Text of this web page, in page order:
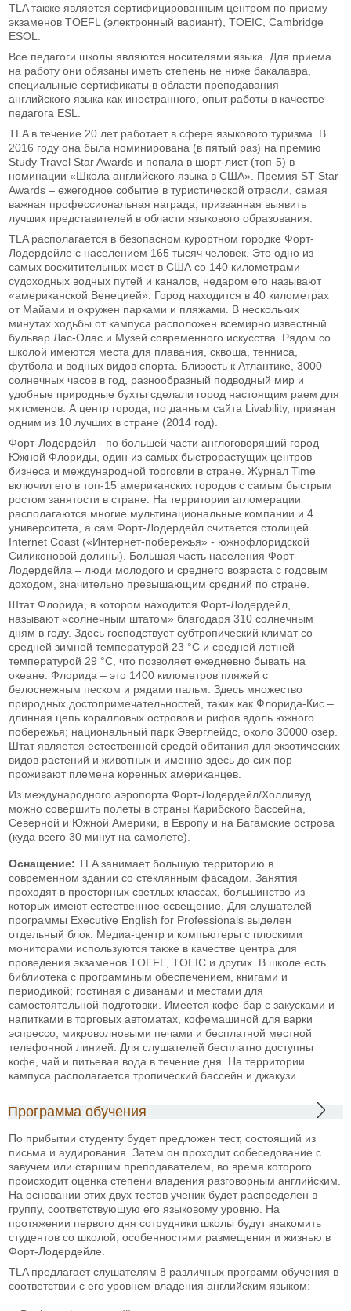
TLA также является сертифицированным центром по приему
экзаменов TOEFL (электронный вариант), TOEIC, Cambridge
ESOL.
Все педагоги школы являются носителями языка. Для приема
на работу они обязаны иметь степень не ниже бакалавра,
специальные сертификаты в области преподавания
английского языка как иностранного, опыт работы в качестве
педагога ESL.
TLA в течение 20 лет работает в сфере языкового туризма. В
2016 году она была номинирована (в пятый раз) на премию
Study Travel Star Awards и попала в шорт-лист (топ-5) в
номинации «Школа английского языка в США». Премия ST Star
Awards – ежегодное событие в туристической отрасли, самая
важная профессиональная награда, призванная выявить
лучших представителей в области языкового образования.
TLA располагается в безопасном курортном городке Форт-
Лодердейле с населением 165 тысяч человек. Это одно из
самых восхитительных мест в США со 140 километрами
судоходных водных путей и каналов, недаром его называют
«американской Венецией». Город находится в 40 километрах
от Майами и окружен парками и пляжами. В нескольких
минутах ходьбы от кампуса расположен всемирно известный
бульвар Лас-Олас и Музей современного искусства. Рядом со
школой имеются места для плавания, сквоша, тенниса,
футбола и водных видов спорта. Близость к Атлантике, 3000
солнечных часов в год, разнообразный подводный мир и
удобные природные бухты сделали город настоящим раем для
яхтсменов. А центр города, по данным сайта Livability, признан
одним из 10 лучших в стране (2014 год).
Форт-Лодердейл - по большей части англоговорящий город
Южной Флориды, один из самых быстрорастущих центров
бизнеса и международной торговли в стране. Журнал Time
включил его в топ-15 американских городов с самым быстрым
ростом занятости в стране. На территории агломерации
располагаются многие мультинациональные компании и 4
университета, а сам Форт-Лодердейл считается столицей
Internet Coast («Интернет-побережья» - южнофлоридской
Силиконовой долины). Большая часть населения Форт-
Лодердейла – люди молодого и среднего возраста с годовым
доходом, значительно превышающим средний по стране.
Штат Флорида, в котором находится Форт-Лодердейл,
называют «солнечным штатом» благодаря 310 солнечным
дням в году. Здесь господствует субтропический климат со
средней зимней температурой 23 °С и средней летней
температурой 29 °С, что позволяет ежедневно бывать на
океане. Флорида – это 1400 километров пляжей с
белоснежным песком и рядами пальм. Здесь множество
природных достопримечательностей, таких как Флорида-Кис –
длинная цепь коралловых островов и рифов вдоль южного
побережья; национальный парк Эверглейдс, около 30000 озер.
Штат является естественной средой обитания для экзотических
видов растений и животных и именно здесь до сих пор
проживают племена коренных американцев.
Из международного аэропорта Форт-Лодердейл/Холливуд
можно совершить полеты в страны Карибского бассейна,
Северной и Южной Америки, в Европу и на Багамские острова
(куда всего 30 минут на самолете).
Оснащение: TLA занимает большую территорию в
современном здании со стеклянным фасадом. Занятия
проходят в просторных светлых классах, большинство из
которых имеют естественное освещение. Для слушателей
программы Executive English for Professionals выделен
отдельный блок. Медиа-центр и компьютеры с плоскими
мониторами используются также в качестве центра для
проведения экзаменов TOEFL, TOEIC и других. В школе есть
библиотека с программным обеспечением, книгами и
периодикой; гостиная с диванами и местами для
самостоятельной подготовки. Имеется кофе-бар с закусками и
напитками в торговых автоматах, кофемашиной для варки
эспрессо, микроволновыми печами и бесплатной местной
телефонной линией. Для слушателей бесплатно доступны
кофе, чай и питьевая вода в течение дня. На территории
кампуса располагается тропический бассейн и джакузи.
Программа обучения
По прибытии студенту будет предложен тест, состоящий из
письма и аудирования. Затем он проходит собеседование с
завучем или старшим преподавателем, во время которого
происходит оценка степени владения разговорным английским.
На основании этих двух тестов ученик будет распределен в
группу, соответствующую его языковому уровню. На
протяжении первого дня сотрудники школы будут знакомить
студентов со школой, особенностями размещения и жизнью в
Форт-Лодердейле.
TLA предлагает слушателям 8 различных программ обучения в
соответствии с его уровнем владения английским языком: